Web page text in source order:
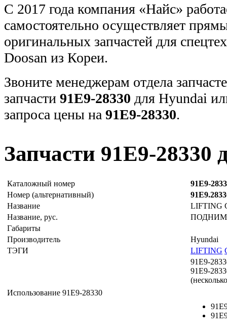
С 2017 года компания «Найс»
самостоятельно осуществляет
оригинальных запчастей для
Doosan из Кореи.
Звоните менеджерам отдела
запчасти 91E9-28330 для Hyundai
запроса цены на 91E9-28330.
Запчасти 91E9-28330
Каталожный номер
91E9-
Номер (альтернативный)
Название
LIFTING
Название, рус.
Габариты
Производитель
Hyundai
ТЭГИ
LIFTING
Использование 91E9-28330
91E9-
91E9-